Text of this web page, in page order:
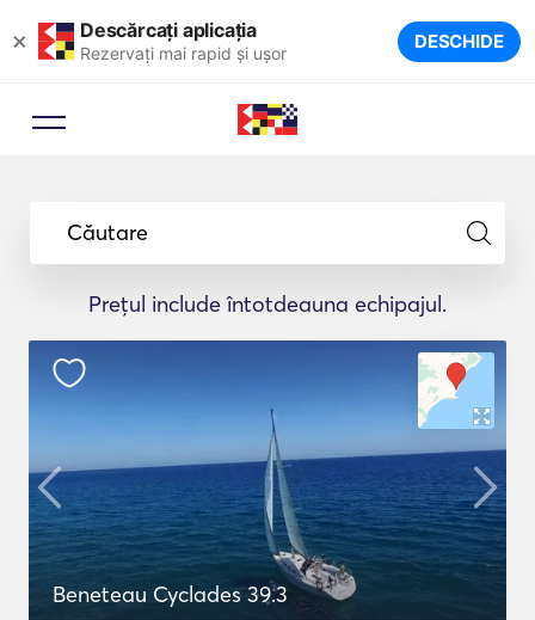
× Descărcați aplicația
Rezervați mai rapid și ușor DESCHIDE
Căutare
Prețul include întotdeauna echipajul.
Beneteau Cyclades 39.3